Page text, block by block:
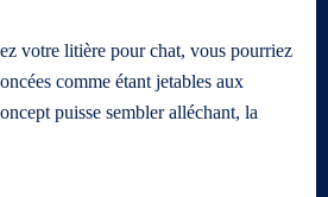
votre litière pour chat, vous pourriez
comme étant jetables aux
puisse sembler alléchant, la